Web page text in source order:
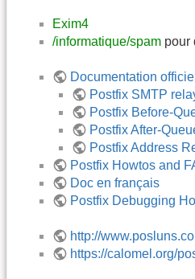
Exim4
/informatique/spam pour
Documentation
Postfix SMTP
Postfix Before-
Postfix After-
Postfix Address
Postfix Howtos and
Doc en français
Postfix Debugging
http://
https://calomel.org/